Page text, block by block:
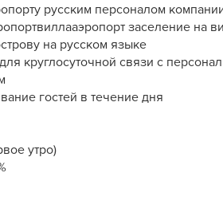
русским персоналом
заселение на
на русском языке
круглосуточной связи с
гостей в течение дня
утро)